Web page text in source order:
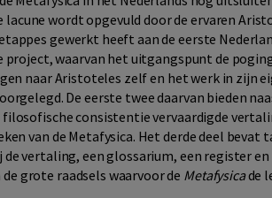
wordt opgevuld door de ervaren
gewerkt heeft aan de eerste
waarvan het uitgangspunt de
naar Aristoteles zelf en het werk in zijn
De eerste twee daarvan bieden
consistentie vervaardigde
van de Metafysica. Het derde deel bevat
vertaling, een glossarium, een register en
grote raadsels waarvoor de Metafysicade